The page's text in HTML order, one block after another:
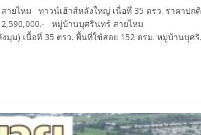
ยไหม ทาวน์เฮ้าส์หลังใหญ่ เนื่อทึ่ 35 ตรว. ราคาปกติ
2,590,000.- หมู่บ้านบุศรินทร์ สายไหม
นื้อที่ 35 ตรว. พื้นที่ใช้สอย 152 ตรม. หมู่บ้านบุศริ